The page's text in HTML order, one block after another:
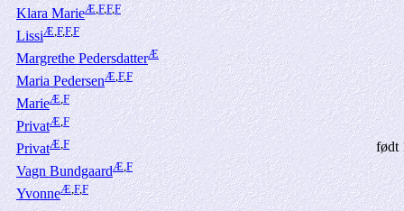
Klara MarieÆ,F,F,F
LissiÆ ,F,F,F
Margrethe PedersdatterÆ
Maria PedersenÆ,F,F
MarieÆ,F
PrivatÆ,F
PrivatÆ,F
født
Vagn BundgaardÆ,F
YvonneÆ,F,F